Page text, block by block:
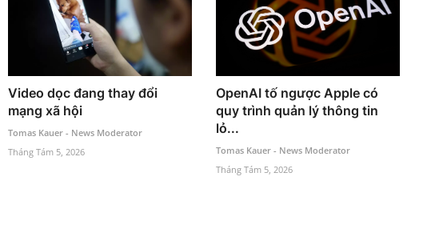
Video dọc đang thay đổi
mạng xã hội
Tomas Kauer - News Moderator
Tháng Tám 5, 2026
OpenAI tố ngược Apple có
quy trình quản lý thông tin
lỏ...
Tomas Kauer - News Moderator
Tháng Tám 5, 2026